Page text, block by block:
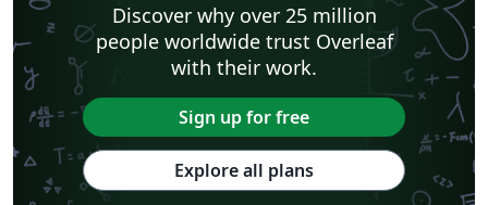
Discover why over 25 million
people worldwide trust Overleaf
with their work.
Sign up for free
Explore all plans